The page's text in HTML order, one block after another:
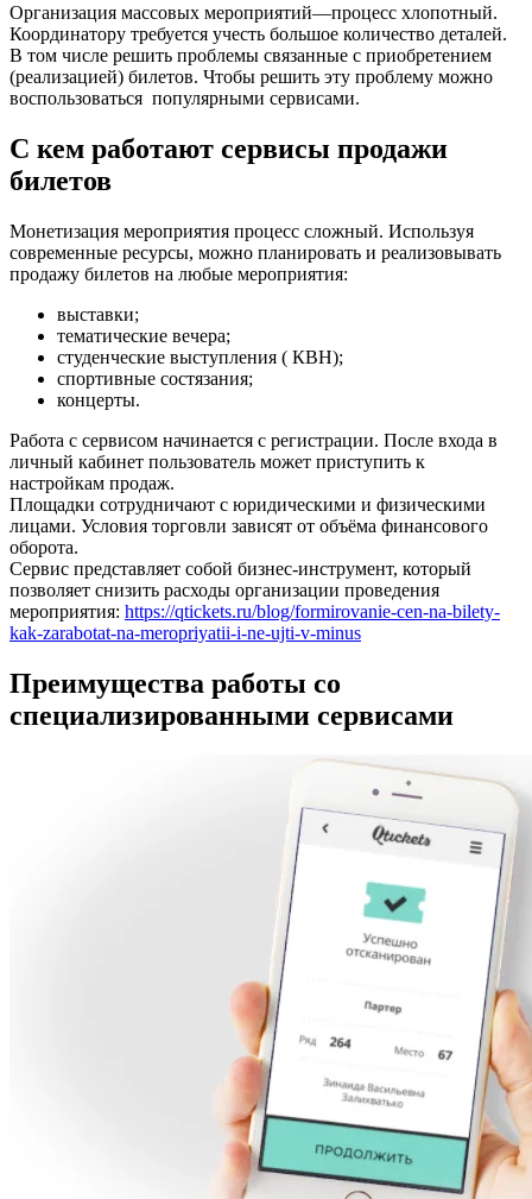
Организация массовых мероприятий—процесс хлопотный.
Координатору требуется учесть большое количество деталей.
В том числе решить проблемы связанные с приобретением
(реализацией) билетов. Чтобы решить эту проблему можно
воспользоваться популярными сервисами.
С кем работают сервисы продажи
билетов
Монетизация мероприятия процесс сложный. Используя
современные ресурсы, можно планировать и реализовывать
продажу билетов на любые мероприятия:
выставки;
тематические вечера;
студенческие выступления ( КВН);
спортивные состязания;
концерты.
Работа с сервисом начинается с регистрации. После входа в
личный кабинет пользователь может приступить к
настройкам продаж.
Площадки сотрудничают с юридическими и физическими
лицами. Условия торговли зависят от объёма финансового
оборота.
Сервис представляет собой бизнес-инструмент, который
позволяет снизить расходы организации проведения
мероприятия: https://qtickets.ru/blog/formirovanie-cen-na-bilety-
kak-zarabotat-na-meropriyatii-i-ne-ujti-v-minus
Преимущества работы со
специализированными сервисами